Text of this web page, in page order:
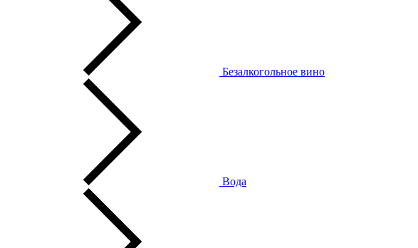
Безалкогольное вино
Вода